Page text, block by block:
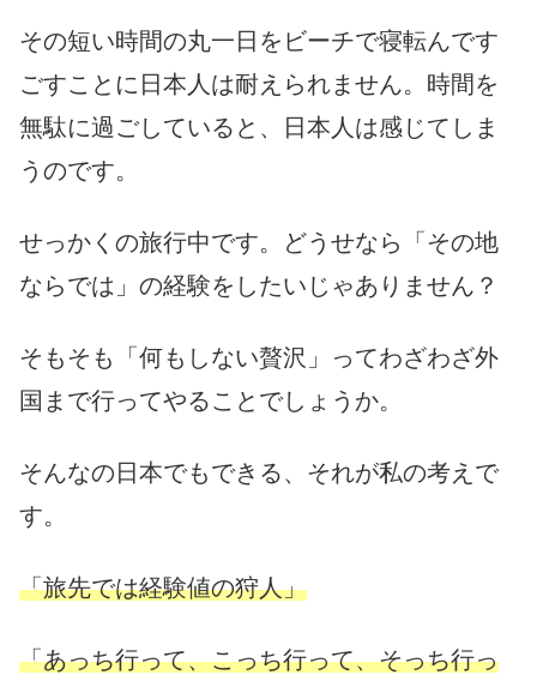
その短い時間の丸一日をビーチで寝転んです
ごすことに日本人は耐えられません。時間を
無駄に過ごしていると、日本人は感じてしま
うのです。
せっかくの旅行中です。どうせなら「その地
ならでは」の経験をしたいじゃありません？
そもそも「何もしない贅沢」ってわざわざ外
国まで行ってやることでしょうか。
そんなの日本でもできる、それが私の考えで
す。
「旅先では経験値の狩人」
「あっち行って、こっち行って、そっち行っ